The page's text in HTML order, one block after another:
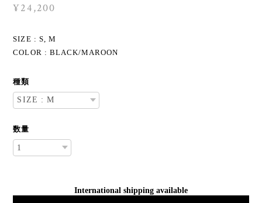
¥24,200
SIZE : S, M
COLOR : BLACK/MAROON
種類
数量
International shipping available